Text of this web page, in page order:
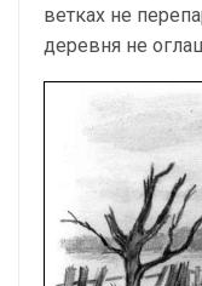
ветках не
деревня не